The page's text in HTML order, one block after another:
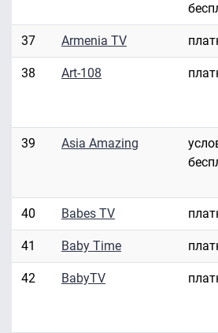
37 Armenia TV
38 Art-108
39 Asia Amazing
40 Babes TV
41 Baby Time
42 BabyTV